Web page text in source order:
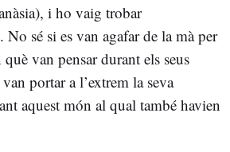
i ho vaig trobar
No sé si es van agafar de la mà per
van pensar durant els seus
portar a l’extrem la seva
aquest món al qual també havien